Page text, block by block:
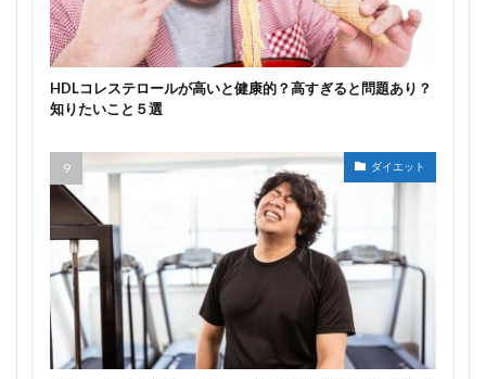
HDLコレステロールが高いと健康的？高すぎると問題あり？
知りたいこと５選
ダイエット